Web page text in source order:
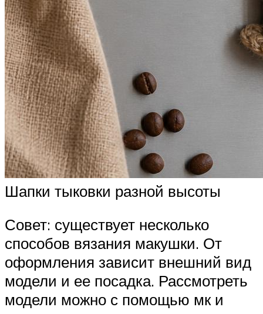
Шапки тыковки разной высоты
Совет: существует несколько
способов вязания макушки. От
оформления зависит внешний вид
модели и ее посадка. Рассмотреть
модели можно с помощью мк и